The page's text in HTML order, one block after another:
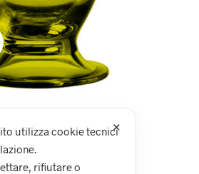
✕
utilizza cookie tecnici
rifiutare o